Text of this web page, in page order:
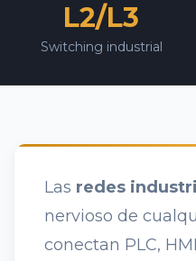
L2/L3
Switching industrial
Las redes
nervioso de
conectan PLC,